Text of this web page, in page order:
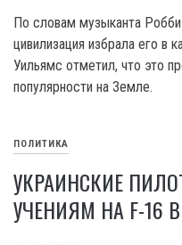
По словам музыканта Робби
цивилизация избрала его в
Уильямс отметил, что это
популярности на Земле.
ПОЛИТИКА
УКРАИНСКИЕ
УЧЕНИЯМ НА F-16